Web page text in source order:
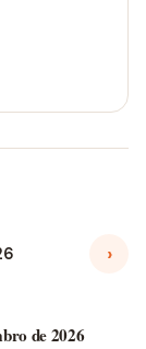
›
de 2026